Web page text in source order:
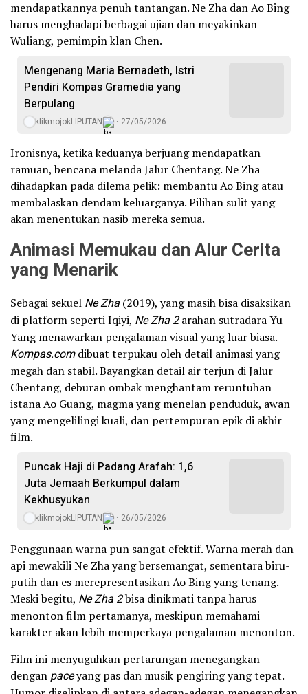
mendapatkannya penuh tantangan. Ne Zha dan Ao Bing
harus menghadapi berbagai ujian dan meyakinkan
Wuliang, pemimpin klan Chen.
Mengenang Maria Bernadeth, Istri
Pendiri Kompas Gramedia yang
Berpulang
klikmojokLIPUTAN 27/05/2026
Ironisnya, ketika keduanya berjuang mendapatkan
ramuan, bencana melanda Jalur Chentang. Ne Zha
dihadapkan pada dilema pelik: membantu Ao Bing atau
membalaskan dendam keluarganya. Pilihan sulit yang
akan menentukan nasib mereka semua.
Animasi Memukau dan Alur Cerita
yang Menarik
Sebagai sekuel Ne Zha (2019), yang masih bisa disaksikan
di platform seperti Iqiyi, Ne Zha 2arahan sutradara Yu
Yang menawarkan pengalaman visual yang luar biasa.
Kompas.comdibuat terpukau oleh detail animasi yang
megah dan stabil. Bayangkan detail air terjun di Jalur
Chentang, deburan ombak menghantam reruntuhan
istana Ao Guang, magma yang menelan penduduk, awan
yang mengelilingi kuali, dan pertempuran epik di akhir
film.
Puncak Haji di Padang Arafah: 1,6
Juta Jemaah Berkumpul dalam
Kekhusyukan
klikmojokLIPUTAN 26/05/2026
Penggunaan warna pun sangat efektif. Warna merah dan
api mewakili Ne Zha yang bersemangat, sementara biru-
putih dan es merepresentasikan Ao Bing yang tenang.
Meski begitu, Ne Zha 2bisa dinikmati tanpa harus
menonton film pertamanya, meskipun memahami
karakter akan lebih memperkaya pengalaman menonton.
Film ini menyuguhkan pertarungan menegangkan
denganpaceyang pas dan musik pengiring yang tepat.